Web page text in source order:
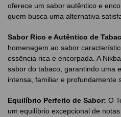
oferece um sabor autêntico e
quem busca uma alternativa
Sabor Rico e Autêntico de
homenagem ao sabor
essência rica e encorpada. A
sabor do tabaco, garantindo uma
intensa, familiar e profundamente
Equilíbrio Perfeito de Sabor: O
um equilíbrio excepcional de